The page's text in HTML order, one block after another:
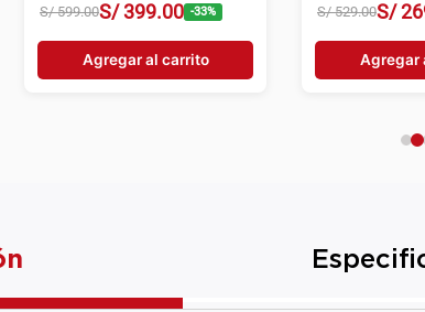
S/ 599.00S/ 399.00 -33%
Agregar al carrito
S/ 529.00S/
Agregar